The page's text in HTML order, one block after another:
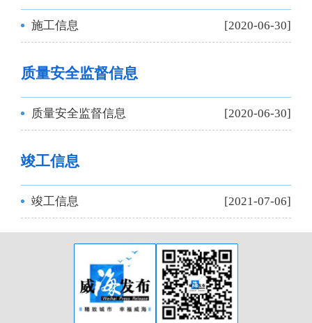
施工信息 [2020-06-30]
质量安全监督信息
质量安全监督信息 [2020-06-30]
竣工信息
竣工信息 [2021-07-06]